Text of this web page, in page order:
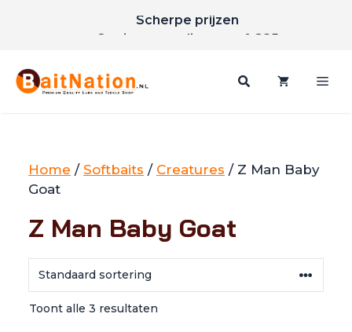
inhoud
Gratis verzending vanaf €85
Home / Softbaits / Creatures / Z Man Baby
Goat
Z Man Baby Goat
Toont alle 3 resultaten